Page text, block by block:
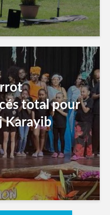
total pour
Karayib